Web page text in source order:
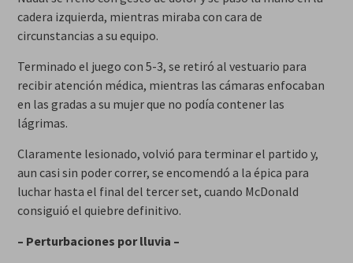
cadera izquierda, mientras miraba con cara de
circunstancias a su equipo.
Terminado el juego con 5-3, se retiró al vestuario para
recibir atención médica, mientras las cámaras enfocaban
en las gradas a su mujer que no podía contener las
lágrimas.
Claramente lesionado, volvió para terminar el partido y,
aun casi sin poder correr, se encomendó a la épica para
luchar hasta el final del tercer set, cuando McDonald
consiguió el quiebre definitivo.
– Perturbaciones por lluvia –